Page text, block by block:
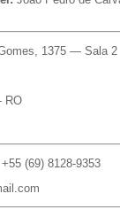
1375 — Sala 2
RO
+55 (69) 8128-9353